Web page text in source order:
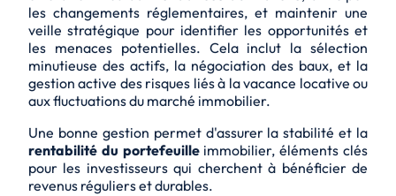
les changements réglementaires, et maintenir une
veille stratégique pour identifier les opportunités et
les menaces potentielles. Cela inclut la sélection
minutieuse des actifs, la négociation des baux, et la
gestion active des risques liés à la vacance locative ou
aux fluctuations du marché immobilier.
Une bonne gestion permet d'assurer la stabilité et la
rentabilité du portefeuilleimmobilier, éléments clés
pour les investisseurs qui cherchent à bénéficier de
revenus réguliers et durables.